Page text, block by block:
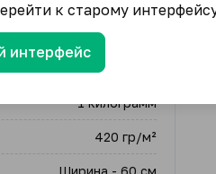
2
1 килограмм
420 гр/м²
Ширина - 60 см
к старому
интерфейс